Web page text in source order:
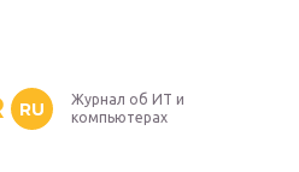
RU
Журнал об ИТ и
компьютерах